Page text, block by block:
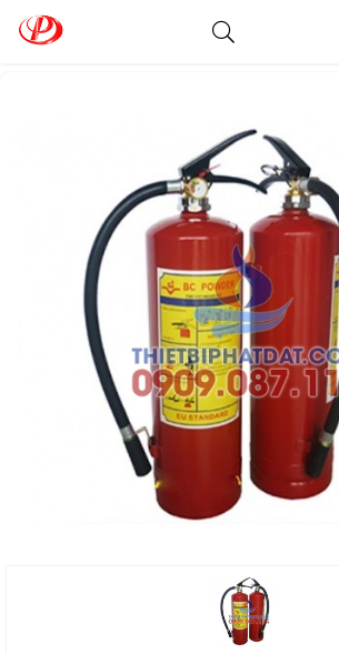
Bình Chữa Cháy BC MFZ8